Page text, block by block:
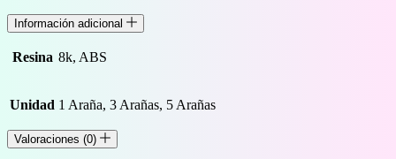
Información adicional
Resina 8k, ABS
Unidad 1 Araña, 3 Arañas, 5 Arañas
Valoraciones (0)